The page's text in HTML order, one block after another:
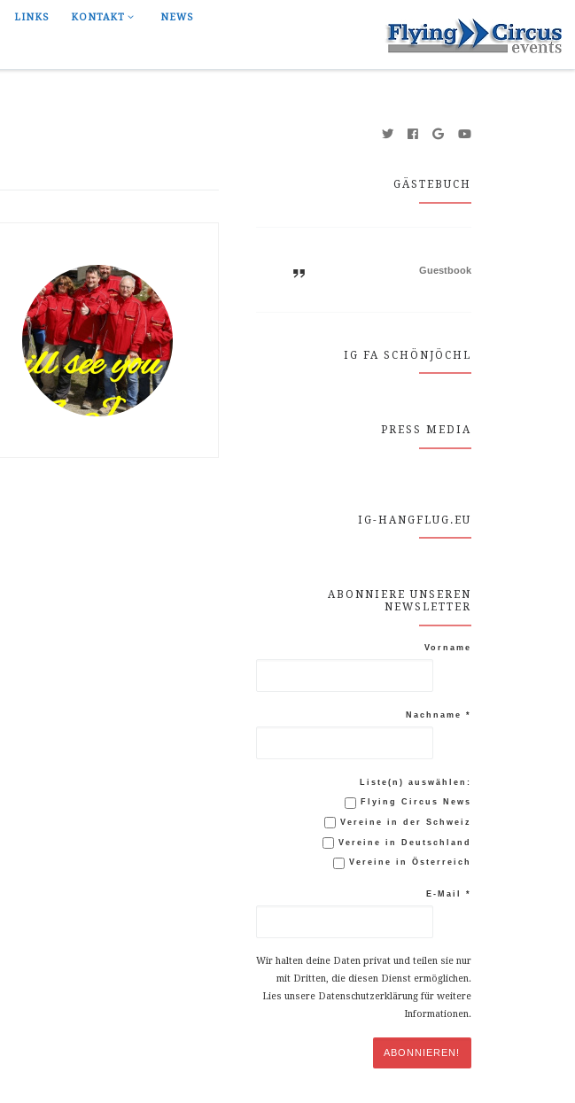
LINKS KONTAKT NEWS
GÄSTEBUCH
Guestbook
IG FA SCHÖNJÖCHL
PRESS MEDIA
IG-HANGFLUG.EU
ABONNIERE UNSEREN
NEWSLETTER
Vorname
Nachname *
Liste(n) auswählen:
Flying Circus News
Vereine in der Schweiz
Vereine in Deutschland
Vereine in Österreich
E-Mail *
Wir halten deine Daten privat und teilen sie nur
mit Dritten, die diesen Dienst ermöglichen.
Lies unsere Datenschutzerklärung für weitere
Informationen.